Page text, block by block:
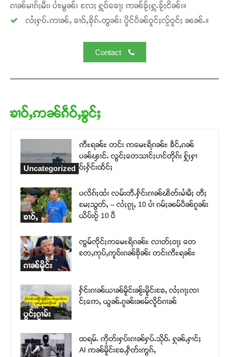
ၵၢၼ်မၢၵ်ႈမီး၊ ပၢႆးမွၼ်း လႄႈ ႁူဝ်ၶေႃႈ ဢၼ်ၶႂ်ႈႁူႉၶႂ်ႈငိၼ်း။
လႆႈႁပ်ႉဢၢၼ်ႇ ၶၢဝ်ႇၶိုၵ်ႉတွၼ်း ပိူင်ပဵၼ်ဝူင်ႈလႂ်ဝူင်ႈ ၼၼ်ႉ။
Contact
ၶၢဝ်ႇဢၼ်ၵဵဝ်ႇၶွင်ႈ
Uncategorized
ဢီႊရၼ်ႊ တင်း ဢမေႊရိၵၼ်ႊ ၶဵင်ႇၵၼ်
ပၼ်ၾၢင်ႉ လွင်ႈတေသၢင်ႈပၢင်တိုၵ်း ႁႂ်ႈႁၢ
ဝ်ႈႁႅင်းထႅင်ႈ
ၶၢဝ်ႇ
ပလိၵ်ႈထႆး လမ်းတီႉႁႅင်းၵၢၼ်ၽိတ်းမၢႆမီႈ တီႈ
မႄႈသွတ်ႇ – လႆႈၵႂႃႇ 10 ပၢႆ ၵမ်ႈၼမ်ပဵၼ်ၵူၼ်း
ယိပ်းဝႂ် 10 ပီ
ၵၢၼ်မိူင်း
ၸွမ်ၸိုင်ႈဢမေႊရိၵၼ်ႊ လၢတ်ႈဝႃႈ တေ
တႄႇဢုပ်ႇဢူဝ်းၵၼ်ၶိုၼ်း တင်းဢီႊရၼ်ႊ
ပွင်ႈၵႂၢမ်း
ႁႅင်းၵၢၼ်ယၢၼ်မိူင်းၼႂ်းမိူင်းၶႄႇ လႆႈၵႃႈၸၢ
င်ႈဢေႇ ယွၼ်ႉၵူၼ်းၼမ်လိူဝ်ၵၢၼ်
ထရမ်ႉ ဢိုတ်းႁပ်းၵၢၼ်ႁပ်ႉသိုဝ်ႉ ႁုၼ်ႇႁၢင်ႈ
AI ဢၼ်မိူင်းၶႄႇႁဵတ်းဢွၵ်ႇ